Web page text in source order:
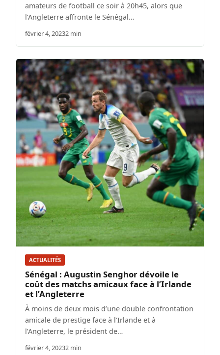
amateurs de football ce soir à 20h45, alors que
l’Angleterre affronte le Sénégal…
février 4, 20232 min
ACTUALITÉS
Sénégal : Augustin Senghor dévoile le
coût des matchs amicaux face à l’Irlande
et l’Angleterre
À moins de deux mois d’une double confrontation
amicale de prestige face à l’Irlande et à
l’Angleterre, le président de…
février 4, 20232 min